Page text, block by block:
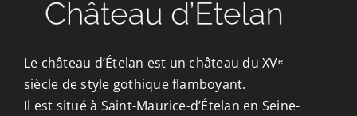
Le château d’Ételan est un château du XVᵉ
siècle de style gothique flamboyant.
Il est situé à Saint-Maurice-d’Ételan en Seine-